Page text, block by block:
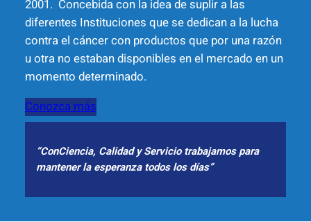
2001. Concebida con la idea de suplir a las
diferentes Instituciones que se dedican a la lucha
contra el cáncer con productos que por una razón
u otra no estaban disponibles en el mercado en un
momento determinado.
Conozca más
“ConCiencia, Calidad y Servicio trabajamos para
mantener la esperanza todos los días”